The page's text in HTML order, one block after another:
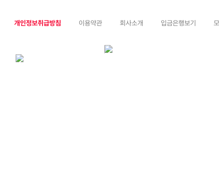
개인정보취급방침 이용약관 회사소개 입금은행보기